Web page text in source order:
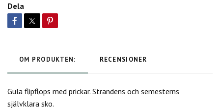
Dela
OM PRODUKTEN: RECENSIONER
Gula flipflops med prickar. Strandens och semesterns
självklara sko.